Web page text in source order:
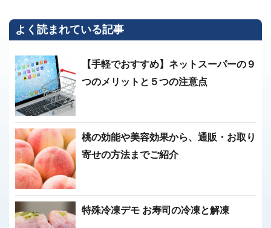
よく読まれている記事
【手軽でおすすめ】ネットスーパーの９
つのメリットと５つの注意点
桃の効能や美容効果から、通販・お取り
寄せの方法までご紹介
特殊冷凍デモ お寿司の冷凍と解凍